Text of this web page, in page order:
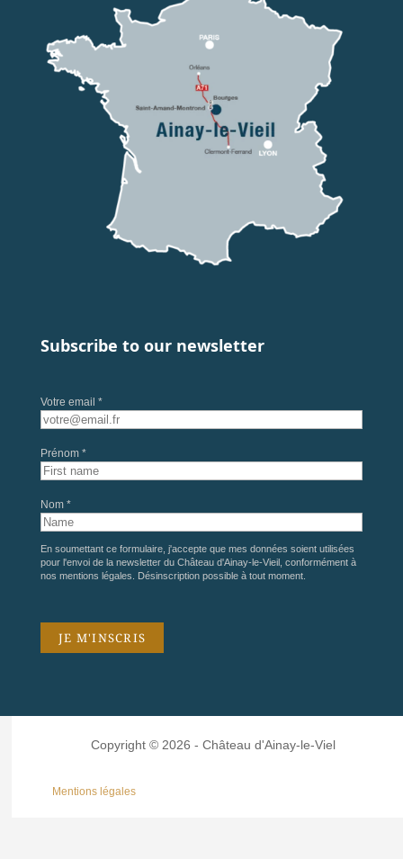
Subscribe to our newsletter
Votre email *
Prénom *
Nom *
En soumettant ce formulaire, j'accepte que mes données soient utilisées
pour l'envoi de la newsletter du Château d'Ainay-le-Vieil, conformément à
nos mentions légales . Désinscription possible à tout moment.
Copyright © 2026 - Château d'Ainay-le-Viel
Mentions légales